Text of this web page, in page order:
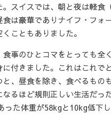
。スイスでは、朝と夜は軽食
食は豪華でありナイフ・フォ
こともありました。
食事のひとコマをとっても全
に付きました。これはこれで
と、昼食を除き、食べるもの
なるほど規則正しい生活だっ
った体重が58kgと10kg低下し